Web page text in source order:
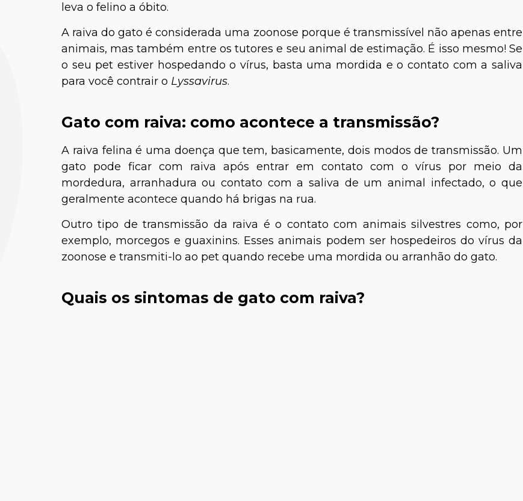
leva o felino a óbito.
A raiva do gato é considerada uma zoonose porque é transmissível não apenas entre
animais, mas também entre os tutores e seu animal de estimação. É isso mesmo! Se
o seu pet estiver hospedando o vírus, basta uma mordida e o contato com a saliva
para você contrair o Lyssavirus.
Gato com raiva: como acontece a transmissão?
A raiva felina é uma doença que tem, basicamente, dois modos de transmissão. Um
gato pode ficar com raiva após entrar em contato com o vírus por meio da
mordedura, arranhadura ou contato com a saliva de um animal infectado, o que
geralmente acontece quando há brigas na rua.
Outro tipo de transmissão da raiva é o contato com animais silvestres como, por
exemplo, morcegos e guaxinins. Esses animais podem ser hospedeiros do vírus da
zoonose e transmiti-lo ao pet quando recebe uma mordida ou arranhão do gato.
Quais os sintomas de gato com raiva?